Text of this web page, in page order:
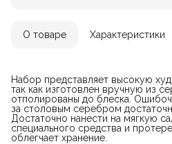
О товаре Характеристики
Набор представляет высокую
так как изготовлен вручную из
отполированы до блеска.
за столовым серебром
Достаточно нанести на мягкую
специального средства и
облегчает хранение.